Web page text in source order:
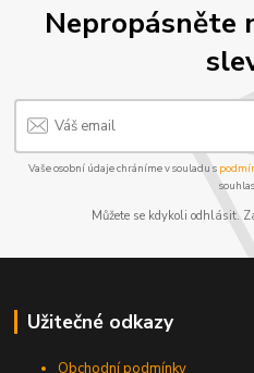
Nepropásněte
Vaše osobní údaje chráníme v souladu s
Můžete se kdykoli odhlásit.
Užitečné odkazy
Obchodní podmínky